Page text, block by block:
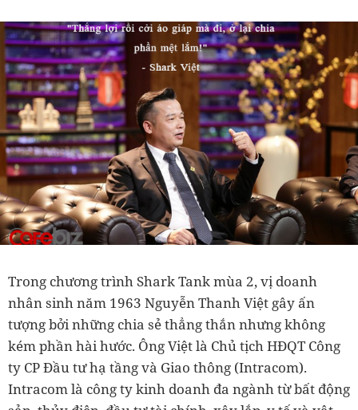
Trong chương trình Shark Tank mùa 2, vị doanh
nhân sinh năm 1963 Nguyễn Thanh Việt gây ấn
tượng bởi những chia sẻ thẳng thắn nhưng không
kém phần hài hước. Ông Việt là Chủ tịch HĐQT Công
ty CP Đầu tư hạ tầng và Giao thông (Intracom).
Intracom là công ty kinh doanh đa ngành từ bất động